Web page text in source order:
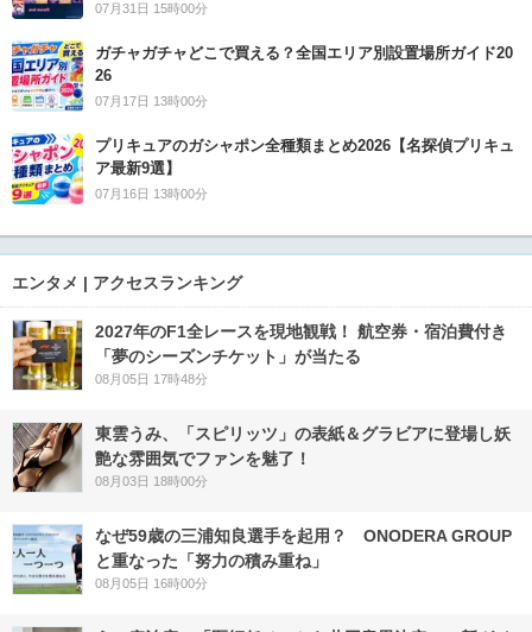
07月31日 15時00分
ガチャガチャどこで買える？全国エリア別設置場所ガイド20
26
07月17日 13時00分
プリキュアのガシャポン全種類まとめ2026【名探偵プリキュ
ア最新9選】
07月16日 13時00分
エンタメ | アクセスランキング
2027年のF1全レースを現地観戦！ 航空券・宿泊費付き
「夢のシーズンチケット」が当たる
08月05日 17時48分
東雲うみ、「スピリッツ」の表紙＆グラビアに登場し妖
艶な雰囲気でファンを魅了！
08月03日 18時00分
なぜ59歳の三浦知良選手を起用？ ONODERA GROUP
と重なった「努力の積み重ね」
08月05日 16時00分